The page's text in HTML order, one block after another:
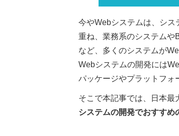
今やWebシステムは、シス
重ね、業務系のシステムや
など、多くのシステムが
Webシステムの開発には
パッケージやプラットフォ
そこで本記事では、日本最
システムの開発でおすすめ